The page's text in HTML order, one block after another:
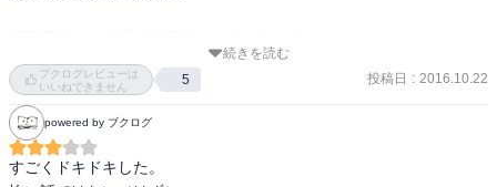
続きを読む
ブクログレビューは
いいねできません
5 投稿日 : 2016.10.22
powered by ブクログ
すごくドキドキした。